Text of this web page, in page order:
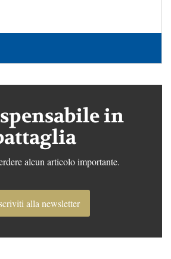
in
alcun articolo importante.
alla newsletter